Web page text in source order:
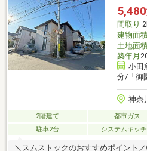
台」駅まで徒歩6分●2世帯住宅にお
車場2台分（※車種制限有）土・日・
ご案内希望などお気軽にご相談くだ
5,480
間取り
建物面
土地面
築年月
小田
分/「御
神奈
2階建て 都市ガス
駐車2台
システムキッ
＼スムストックのおすすめポイント